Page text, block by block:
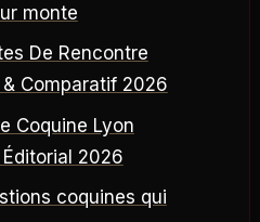
monte
De Rencontre
Comparatif 2026
Coquine Lyon
2026
coquines qui